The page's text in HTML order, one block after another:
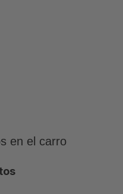
en el carro